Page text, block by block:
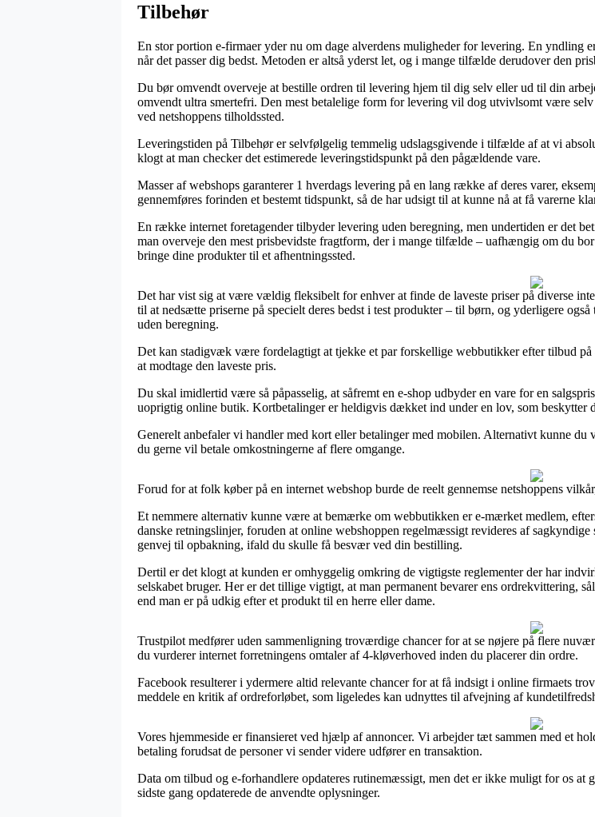
Tilbehør
En stor portion e-firmaer yder nu om dage alverdens muligheder for levering. En yndling
når det passer dig bedst. Metoden er altså yderst let, og i mange tilfælde derudover den
Du bør omvendt overveje at bestille ordren til levering hjem til dig selv eller ud til din
omvendt ultra smertefri. Den mest betalelige form for levering vil dog utvivlsomt være
ved netshoppens tilholdssted.
Leveringstiden på Tilbehør er selvfølgelig temmelig udslagsgivende i tilfælde af at vi
klogt at man checker det estimerede leveringstidspunkt på den pågældende vare.
Masser af webshops garanterer 1 hverdags levering på en lang række af deres varer,
gennemføres forinden et bestemt tidspunkt, så de har udsigt til at kunne nå at få varerne
En række internet foretagender tilbyder levering uden beregning, men undertiden er det
man overveje den mest prisbevidste fragtform, der i mange tilfælde – uafhængig om du
bringe dine produkter til et afhentningssted.
Det har vist sig at være vældig fleksibelt for enhver at finde de laveste priser på diverse
til at nedsætte priserne på specielt deres bedst i test produkter – til børn, og yderligere
uden beregning.
Det kan stadigvæk være fordelagtigt at tjekke et par forskellige webbutikker efter tilbud
at modtage den laveste pris.
Du skal imidlertid være så påpasselig, at såfremt en e-shop udbyder en vare for en
uoprigtig online butik. Kortbetalinger er heldigvis dækket ind under en lov, som beskytter
Generelt anbefaler vi handler med kort eller betalinger med mobilen. Alternativt kunne
du gerne vil betale omkostningerne af flere omgange.
Forud for at folk køber på en internet webshop burde de reelt gennemse netshoppens
Et nemmere alternativ kunne være at bemærke om webbutikken er e-mærket medlem,
danske retningslinjer, foruden at online webshoppen regelmæssigt revideres af
genvej til opbakning, ifald du skulle få besvær ved din bestilling.
Dertil er det klogt at kunden er omhyggelig omkring de vigtigste reglementer der har
selskabet bruger. Her er det tillige vigtigt, at man permanent bevarer ens ordrekvittering,
end man er på udkig efter et produkt til en herre eller dame.
Trustpilot medfører uden sammenligning troværdige chancer for at se nøjere på flere
du vurderer internet forretningens omtaler af 4-kløverhoved inden du placerer din ordre.
Facebook resulterer i ydermere altid relevante chancer for at få indsigt i online firmaets
meddele en kritik af ordreforløbet, som ligeledes kan udnyttes til afvejning af
Vores hjemmeside er finansieret ved hjælp af annoncer. Vi arbejder tæt sammen med et
betaling forudsat de personer vi sender videre udfører en transaktion.
Data om tilbud og e-forhandlere opdateres rutinemæssigt, men det er ikke muligt for os
sidste gang opdaterede de anvendte oplysninger.